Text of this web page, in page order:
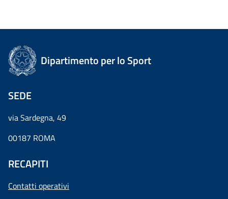
Dipartimento per lo Sport
SEDE
via Sardegna, 49
00187 ROMA
RECAPITI
Contatti operativi